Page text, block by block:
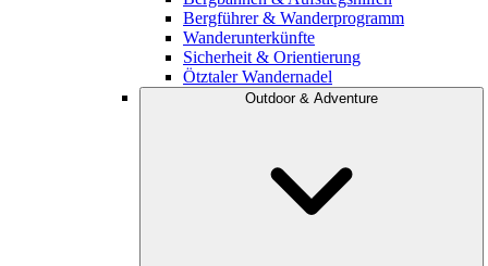
Bergführer & Wanderprogramm
Wanderunterkünfte
Sicherheit & Orientierung
Ötztaler Wandernadel
Outdoor & Adventure